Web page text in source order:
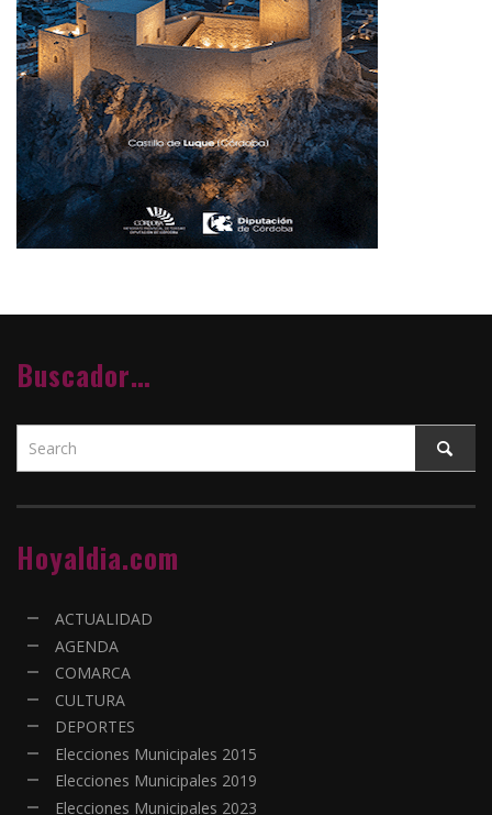
Buscador…
Hoyaldia.com
ACTUALIDAD
AGENDA
COMARCA
CULTURA
DEPORTES
Elecciones Municipales 2015
Elecciones Municipales 2019
Elecciones Municipales 2023